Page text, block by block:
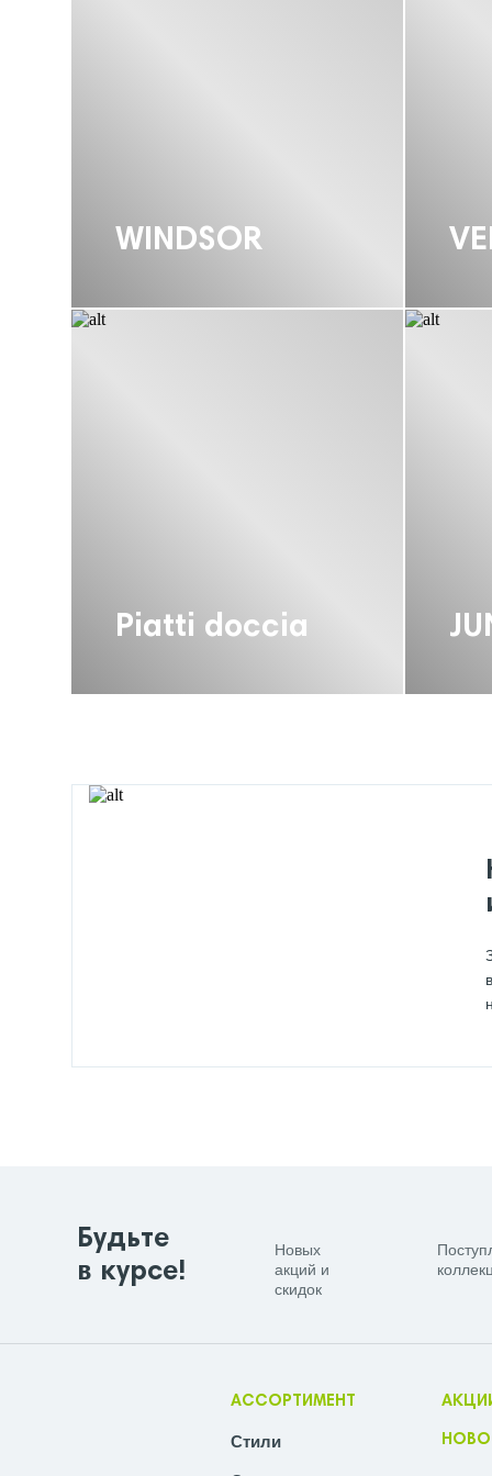
WINDSOR
Piatti doccia
Будьте
в курсе!
Новых
акций и
скидок
АССОРТИМЕНТ
Стили